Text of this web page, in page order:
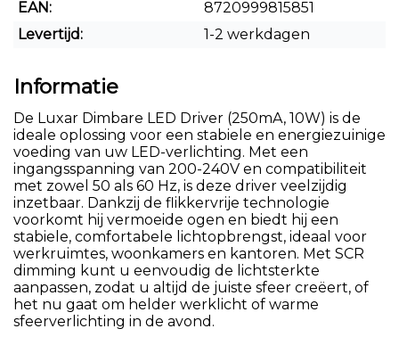
EAN:
8720999815851
Levertijd:
1-2 werkdagen
Informatie
De Luxar Dimbare LED Driver (250mA, 10W) is de
ideale oplossing voor een stabiele en energiezuinige
voeding van uw LED-verlichting. Met een
ingangsspanning van 200-240V en compatibiliteit
met zowel 50 als 60 Hz, is deze driver veelzijdig
inzetbaar. Dankzij de flikkervrije technologie
voorkomt hij vermoeide ogen en biedt hij een
stabiele, comfortabele lichtopbrengst, ideaal voor
werkruimtes, woonkamers en kantoren. Met SCR
dimming kunt u eenvoudig de lichtsterkte
aanpassen, zodat u altijd de juiste sfeer creëert, of
het nu gaat om helder werklicht of warme
sfeerverlichting in de avond.